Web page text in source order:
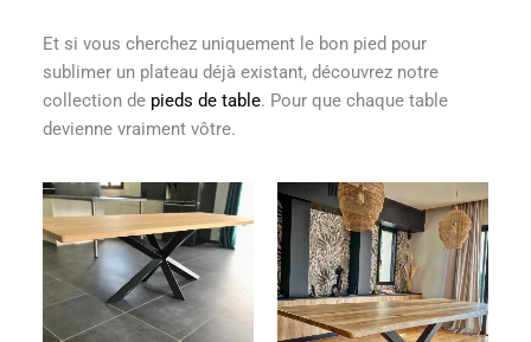
Et si vous cherchez uniquement le bon pied pour
sublimer un plateau déjà existant, découvrez notre
collection de pieds de table. Pour que chaque table
devienne vraiment vôtre.
Plage
de
prix :
1
850 €
à
2
690 €
de
prix :
1
850 €
à
2
690 €